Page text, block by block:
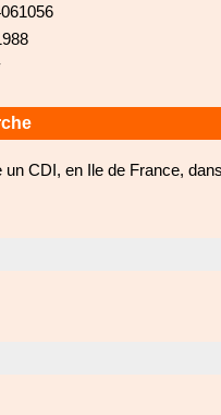
un CDI, en Ile de France,